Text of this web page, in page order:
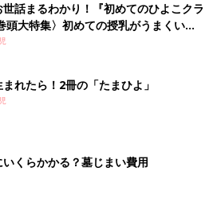
話まるわかり！『初めてのひよこクラ
頭大特集〉初めての授乳がうまくい
・ミルクの基本と夏のトラブル 解決テ
れたら！2冊の「たまひよ」
くらかかる？墓じまい費用